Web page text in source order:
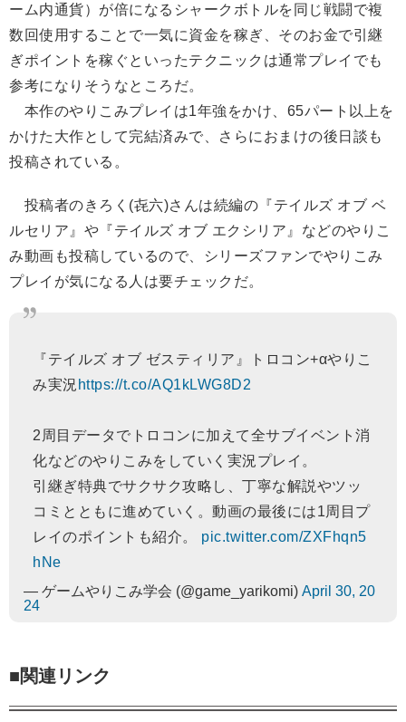
ーム内通貨）が倍になるシャークボトルを同じ戦闘で複
数回使用することで一気に資金を稼ぎ、そのお金で引継
ぎポイントを稼ぐといったテクニックは通常プレイでも
参考になりそうなところだ。
本作のやりこみプレイは1年強をかけ、65パート以上を
かけた大作として完結済みで、さらにおまけの後日談も
投稿されている。
投稿者のきろく(㐂六)さんは続編の『テイルズ オブ ベ
ルセリア』や『テイルズ オブ エクシリア』などのやりこ
み動画も投稿しているので、シリーズファンでやりこみ
プレイが気になる人は要チェックだ。
『テイルズ オブ ゼスティリア』トロコン+αやりこ
み実況 https://t.co/AQ1kLWG8D2
2周目データでトロコンに加えて全サブイベント消
化などのやりこみをしていく実況プレイ。
引継ぎ特典でサクサク攻略し、丁寧な解説やツッ
コミとともに進めていく。動画の最後には1周目プ
レイのポイントも紹介。 pic.twitter.com/ZXFhqn5
hNe
— ゲームやりこみ学会 (@game_yarikomi) April 30, 20
24
■関連リンク